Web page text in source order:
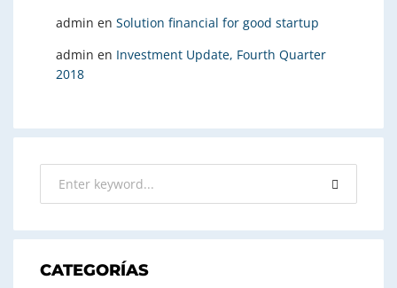
admin en Solution financial for good startup
admin en Investment Update, Fourth Quarter
2018
CATEGORÍAS